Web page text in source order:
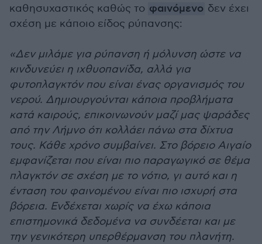
καθησυχαστικός καθώς το φαινόμενο δεν έχει
σχέση με κάποιο είδος ρύπανσης:
«Δεν μιλάμε για ρύπανση ή μόλυνση ώστε να
κινδυνεύει η ιχθυοπανίδα, αλλά για
φυτοπλαγκτόν που είναι ένας οργανισμός του
νερού. Δημιουργούνται κάποια προβλήματα
κατά καιρούς, επικοινωνούν μαζί μας ψαράδες
από την Λήμνο ότι κολλάει πάνω στα δίχτυα
τους. Κάθε χρόνο συμβαίνει. Στο βόρειο Αιγαίο
εμφανίζεται που είναι πιο παραγωγικό σε θέμα
πλαγκτόν σε σχέση με το νότιο, γι αυτό και η
ένταση του φαινομένου είναι πιο ισχυρή στα
βόρεια. Ενδέχεται χωρίς να έχω κάποια
επιστημονικά δεδομένα να συνδέεται και με
την γενικότερη υπερθέρμανση του πλανήτη.